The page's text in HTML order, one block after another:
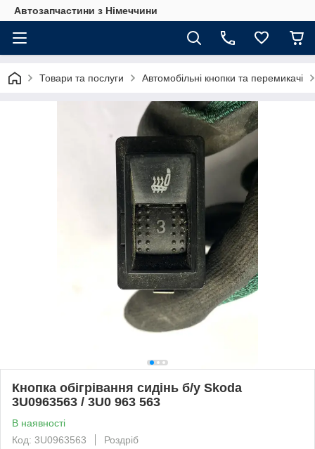
Автозапчастини з Німеччини
Товари та послуги Автомобільні кнопки та перемикачі
Кнопка обігрівання сидінь б/у Skoda
3U0963563 / 3U0 963 563
В наявності
Код: 3U0963563
Роздріб